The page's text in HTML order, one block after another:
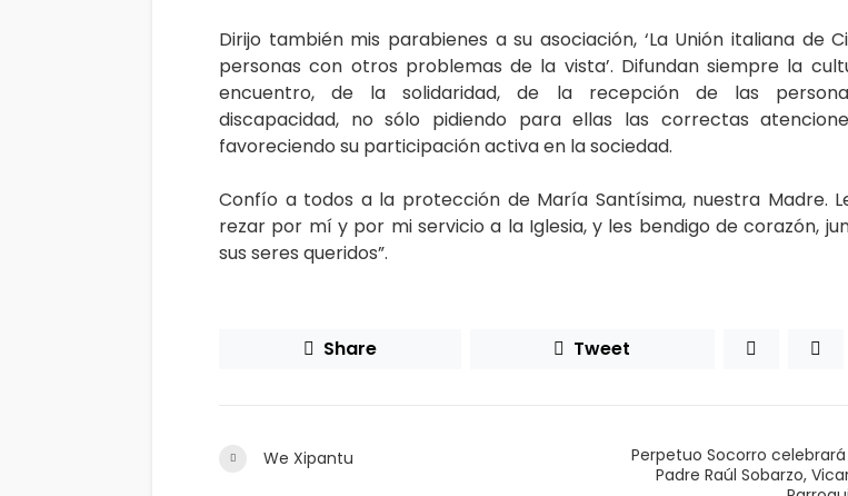
Dirijo también mis parabienes a su asociación, ‘La Unión italiana de
personas con otros problemas de la vista’. Difundan siempre la
encuentro, de la solidaridad, de la recepción de las
discapacidad, no sólo pidiendo para ellas las correctas
favoreciendo su participación activa en la sociedad.
Confío a todos a la protección de María Santísima, nuestra Madre.
rezar por mí y por mi servicio a la Iglesia, y les bendigo de corazón,
sus seres queridos”.
Share Tweet
We Xipantu
Perpetuo Socorro celebrará
Padre Raúl Sobarzo,